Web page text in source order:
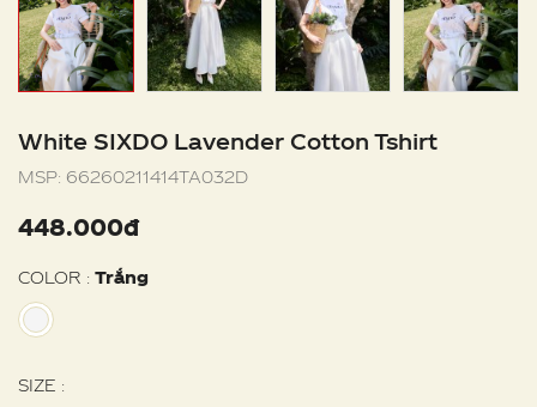
White SIXDO Lavender Cotton Tshirt
MSP: 66260211414TA032D
448.000đ
COLOR : Trắng
SIZE :